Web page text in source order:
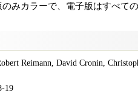
みカラーで、電子版はすべて
Reimann, David Cronin,
19